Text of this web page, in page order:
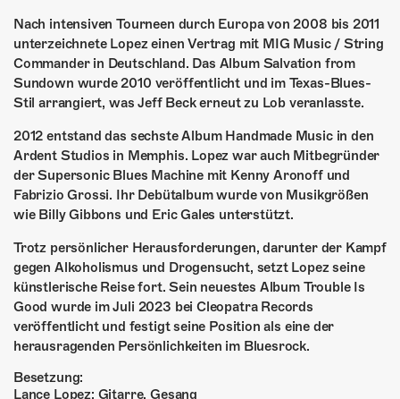
Nach intensiven Tourneen durch Europa von 2008 bis 2011
unterzeichnete Lopez einen Vertrag mit MIG Music / String
Commander in Deutschland. Das Album Salvation from
Sundown wurde 2010 veröffentlicht und im Texas-Blues-
Stil arrangiert, was Jeff Beck erneut zu Lob veranlasste.
2012 entstand das sechste Album Handmade Music in den
Ardent Studios in Memphis. Lopez war auch Mitbegründer
der Supersonic Blues Machine mit Kenny Aronoff und
Fabrizio Grossi. Ihr Debütalbum wurde von Musikgrößen
wie Billy Gibbons und Eric Gales unterstützt.
Trotz persönlicher Herausforderungen, darunter der Kampf
gegen Alkoholismus und Drogensucht, setzt Lopez seine
künstlerische Reise fort. Sein neuestes Album Trouble Is
Good wurde im Juli 2023 bei Cleopatra Records
veröffentlicht und festigt seine Position als eine der
herausragenden Persönlichkeiten im Bluesrock.
Besetzung:
Lance Lopez: Gitarre, Gesang